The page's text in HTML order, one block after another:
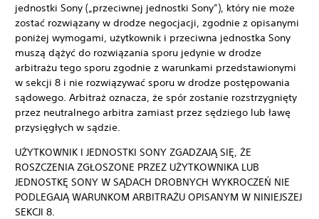
jednostki Sony („przeciwnej jednostki Sony”), który nie może
zostać rozwiązany w drodze negocjacji, zgodnie z opisanymi
poniżej wymogami, użytkownik i przeciwna jednostka Sony
muszą dążyć do rozwiązania sporu jedynie w drodze
arbitrażu tego sporu zgodnie z warunkami przedstawionymi
w sekcji 8 i nie rozwiązywać sporu w drodze postępowania
sądowego. Arbitraż oznacza, że spór zostanie rozstrzygnięty
przez neutralnego arbitra zamiast przez sędziego lub ławę
przysięgłych w sądzie.
UŻYTKOWNIK I JEDNOSTKI SONY ZGADZAJĄ SIĘ, ŻE
ROSZCZENIA ZGŁOSZONE PRZEZ UŻYTKOWNIKA LUB
JEDNOSTKĘ SONY W SĄDACH DROBNYCH WYKROCZEŃ NIE
PODLEGAJĄ WARUNKOM ARBITRAŻU OPISANYM W NINIEJSZEJ
SEKCJI 8.